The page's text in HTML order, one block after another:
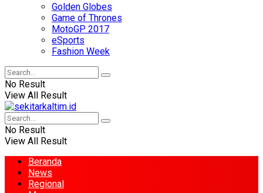
Golden Globes
Game of Thrones
MotoGP 2017
eSports
Fashion Week
No Result
View All Result
No Result
View All Result
Beranda
News
Regional